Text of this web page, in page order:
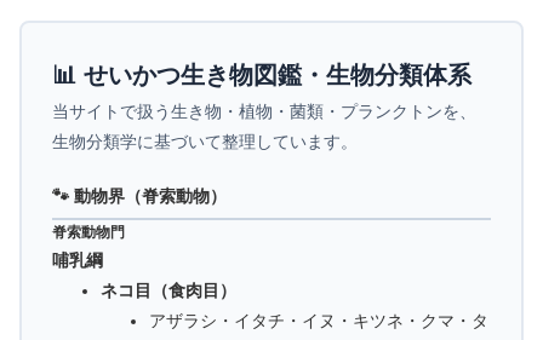
📊 せいかつ生き物図鑑・生物分類体系
当サイトで扱う生き物・植物・菌類・プランクトンを、
生物分類学に基づいて整理しています。
🐾 動物界（脊索動物）
脊索動物門
哺乳綱
ネコ目（食肉目）
アザラシ・イタチ・イヌ・キツネ・クマ・タ